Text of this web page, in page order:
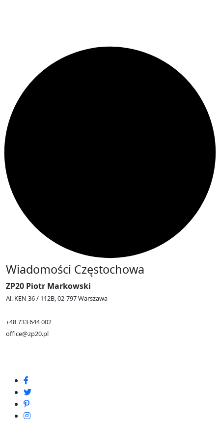
Wiadomości Częstochowa
ZP20 Piotr Markowski
Al. KEN 36 / 112B, 02-797 Warszawa
+48 733 644 002
office@zp20.pl